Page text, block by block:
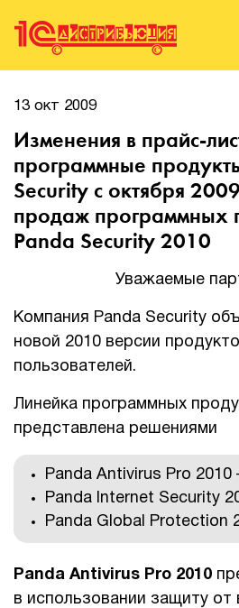
Поиск
Стать
О нас
Партнерам
Сервисы для партнеров
1Cофт
13 окт 2009
Изменения в прайс-
программные
Security с октября
продаж программных
Panda Security 2010
Уважаемые
Компания Panda Security
новой 2010 версии
пользователей.
Линейка программных
представлена решениями
Panda Antivirus Pro 2010
Panda Internet Security
Panda Global Protection
Panda Antivirus Pro 2010
в использовании защиту от